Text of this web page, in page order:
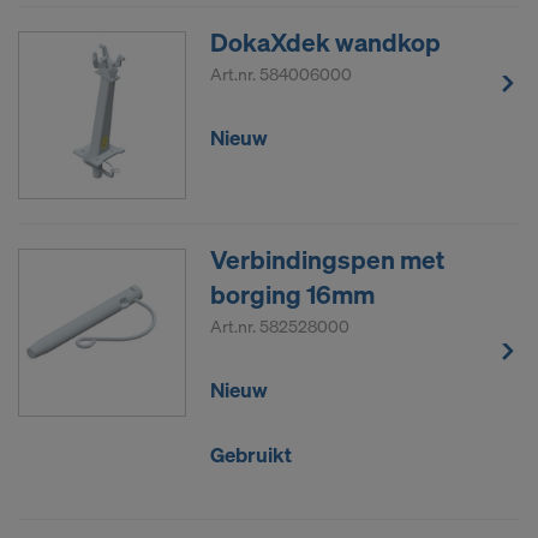
DokaXdek wandkop
Art.nr. 584006000
Nieuw
Verbindingspen met
borging 16mm
Art.nr. 582528000
Nieuw
Gebruikt
actie van de Amerikaanse autoriteiten hebt.
De persoonsgegevens die wij naar de VS
doorsturen, zijn met name IP-adressen (‘Internet
Protocol’).
Wij werken via diverse toepassingen met de
Facebook LLC
Google LLC
MaxMind Inc.
Microsoft Corporation
Rocket Science Group LLC
The Trade Desk, Inc.